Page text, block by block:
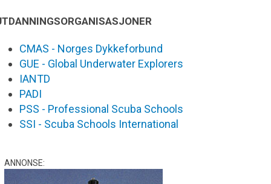
CMAS - Norges Dykkeforbund
GUE - Global Underwater Explorers
IANTD
PADI
PSS - Professional Scuba Schools
SSI - Scuba Schools International
ANNONSE: